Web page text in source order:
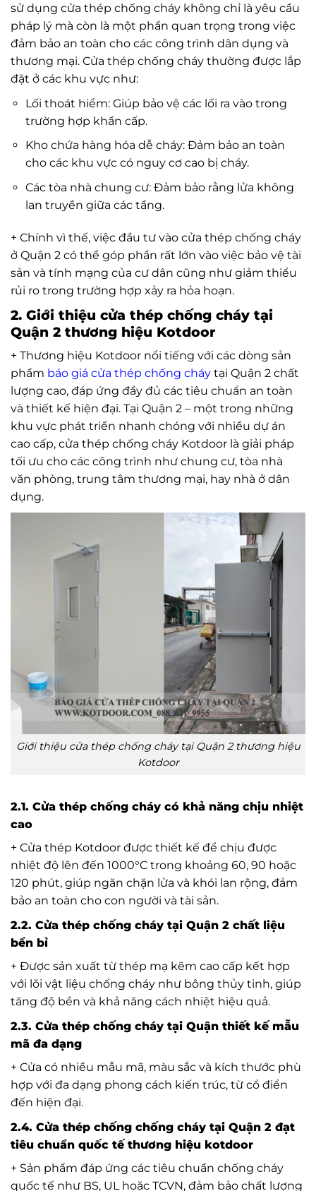
sử dụng cửa thép chống cháy không chỉ là yêu cầu
pháp lý mà còn là một phần quan trọng trong việc
đảm bảo an toàn cho các công trình dân dụng và
thương mại. Cửa thép chống cháy thường được lắp
đặt ở các khu vực như:
Lối thoát hiểm: Giúp bảo vệ các lối ra vào trong
trường hợp khẩn cấp.
Kho chứa hàng hóa dễ cháy: Đảm bảo an toàn
cho các khu vực có nguy cơ cao bị cháy.
Các tòa nhà chung cư: Đảm bảo rằng lửa không
lan truyền giữa các tầng.
+ Chính vì thế, việc đầu tư vào cửa thép chống cháy
ở Quận 2 có thể góp phần rất lớn vào việc bảo vệ tài
sản và tính mạng của cư dân cũng như giảm thiểu
rủi ro trong trường hợp xảy ra hỏa hoạn.
2. Giới thiệu cửa thép chống cháy tại
Quận 2 thương hiệu Kotdoor
+ Thương hiệu Kotdoor nổi tiếng với các dòng sản
phẩm báo giá cửa thép chống cháy tại Quận 2 chất
lượng cao, đáp ứng đầy đủ các tiêu chuẩn an toàn
và thiết kế hiện đại. Tại Quận 2 – một trong những
khu vực phát triển nhanh chóng với nhiều dự án
cao cấp, cửa thép chống cháy Kotdoor là giải pháp
tối ưu cho các công trình như chung cư, tòa nhà
văn phòng, trung tâm thương mại, hay nhà ở dân
dụng.
Giới thiệu cửa thép chống cháy tại Quận 2 thương hiệu
Kotdoor
2.1. Cửa thép chống cháy có khả năng chịu nhiệt
cao
+ Cửa thép Kotdoor được thiết kế để chịu được
nhiệt độ lên đến 1000°C trong khoảng 60, 90 hoặc
120 phút, giúp ngăn chặn lửa và khói lan rộng, đảm
bảo an toàn cho con người và tài sản.
2.2. Cửa thép chống cháy tại Quận 2 chất liệu
bền bỉ
+ Được sản xuất từ thép mạ kẽm cao cấp kết hợp
với lõi vật liệu chống cháy như bông thủy tinh, giúp
tăng độ bền và khả năng cách nhiệt hiệu quả.
2.3. Cửa thép chống cháy tại Quận thiết kế mẫu
mã đa dạng
+ Cửa có nhiều mẫu mã, màu sắc và kích thước phù
hợp với đa dạng phong cách kiến trúc, từ cổ điển
đến hiện đại.
2.4. Cửa thép chống chống cháy tại Quận 2 đạt
tiêu chuẩn quốc tế thương hiệu kotdoor
+ Sản phẩm đáp ứng các tiêu chuẩn chống cháy
quốc tế như BS, UL hoặc TCVN, đảm bảo chất lượng